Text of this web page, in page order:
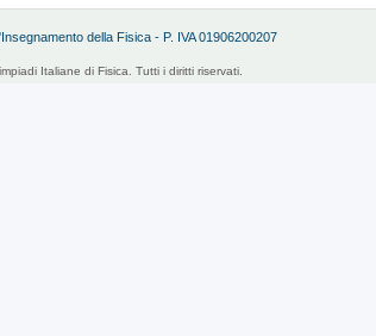
della Fisica - P. IVA 01906200207
Italiane di Fisica. Tutti i diritti riservati.